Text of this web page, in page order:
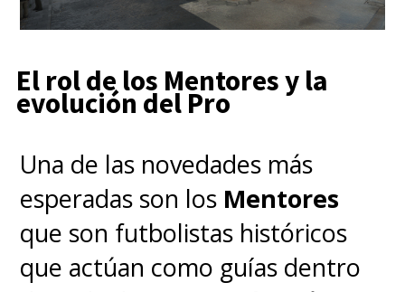
El rol de los Mentores y la
evolución del Pro
Una de las novedades más
esperadas son los Mentores
que son futbolistas históricos
que actúan como guías dentro